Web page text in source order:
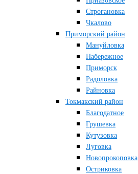
Строгановка
Чкалово
Приморский район
Мануйловка
Набережное
Приморск
Радоловка
Райновка
Токмакский район
Благодатное
Грушевка
Кутузовка
Луговка
Новопрокоповка
Остриковка